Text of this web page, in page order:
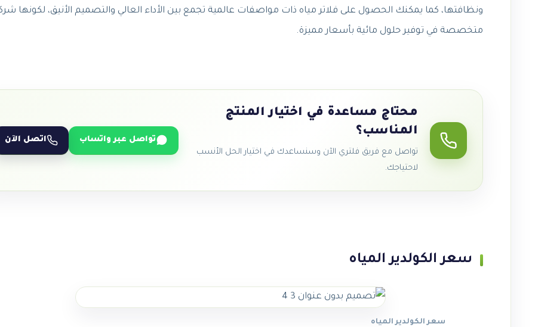
ونظافتها، كما يمكنك الحصول على فلاتر مياه ذات مواصفات عالمية تجمع بين الأداء العالي والتصميم الأنيق، لكونها
متخصصة في توفير حلول مائية بأسعار مميزة.
محتاج مساعدة في اختيار المنتج
المناسب؟
تواصل مع فريق فلتري الآن وسنساعدك في اختيار الحل الأنسب
لاحتياجك.
تواصل عبر واتساب اتصل الآن
سعر الكولدير المياه
سعر الكولدير المياه